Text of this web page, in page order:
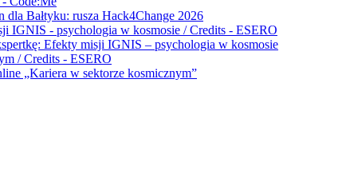
dla Bałtyku: rusza Hack4Change 2026
Efekty misji IGNIS – psychologia w kosmosie
„Kariera w sektorze kosmicznym”